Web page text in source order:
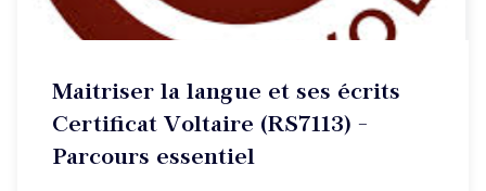
Maitriser la langue et ses écrits
Certificat Voltaire (RS7113) -
Parcours essentiel